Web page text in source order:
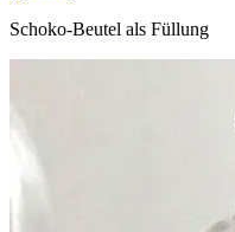
Schoko-Beutel als Füllung